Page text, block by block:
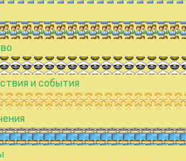
и события